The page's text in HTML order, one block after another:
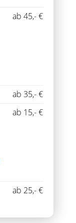
ab 45,- €
ab 35,- €
ab 15,- €
ab 25,- €